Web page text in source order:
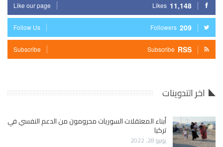
11,148
Likes
Like our page
209
Followers
Follow Us
RSS
Subscribe
Subscribe
اخر التدوينات
أبناء المعتقلات السوريات محرومون من الدعم النفسي في
تركيا
يونيو 28, 2022